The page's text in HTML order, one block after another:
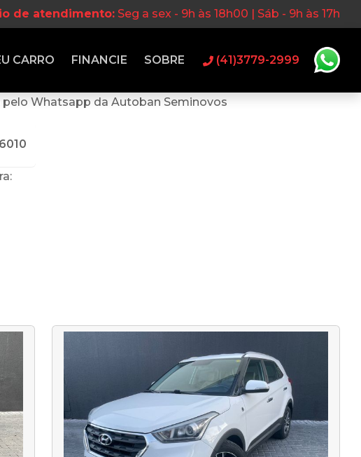
de atendimento: Seg a sex - 9h às 18h00 | Sáb - 9h às 17h
CARRO FINANCIE SOBRE (41)3779-2999
Whatsapp da Autoban Seminovos